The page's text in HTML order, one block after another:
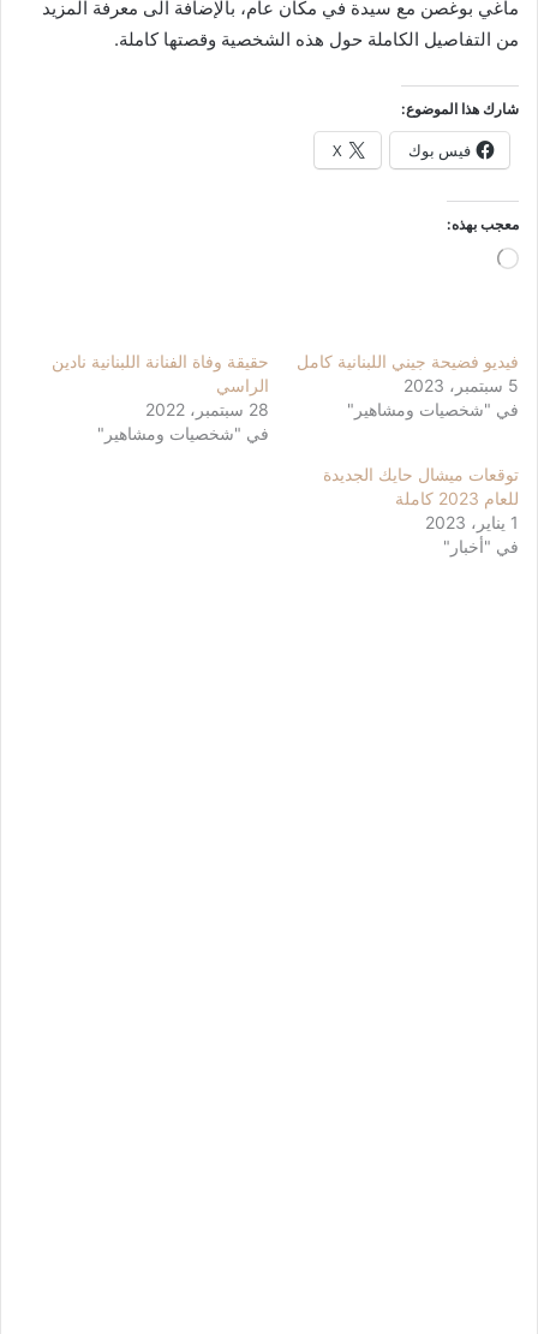
ماغي بوغصن مع سيدة في مكان عام، بالإضافة الى معرفة المزيد
من التفاصيل الكاملة حول هذه الشخصية وقصتها كاملة.
شارك هذا الموضوع:
فيس بوك X
معجب بهذه:
جاري
فيديو فضيحة جيني اللبنانية كامل
5 سبتمبر، 2023
في "شخصيات ومشاهير"
حقيقة وفاة الفنانة اللبنانية نادين
الراسي
28 سبتمبر، 2022
في "شخصيات ومشاهير"
توقعات ميشال حايك الجديدة
للعام 2023 كاملة
1 يناير، 2023
في "أخبار"